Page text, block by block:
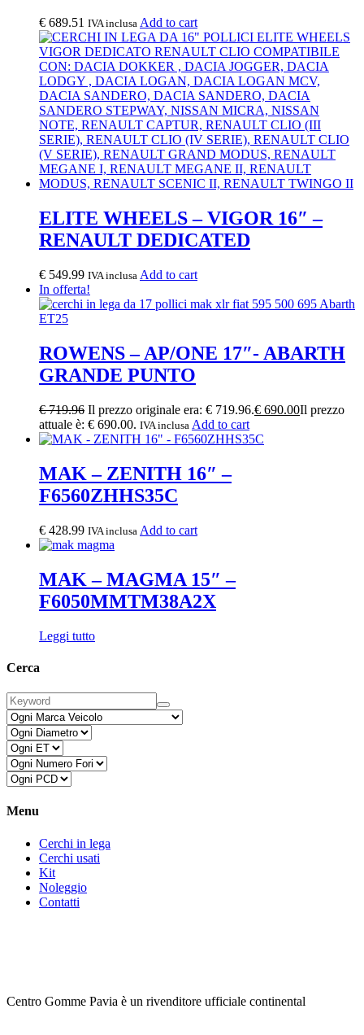
€ 689.51 IVA inclusa Add to cart
ELITE WHEELS – VIGOR 16″ –
RENAULT DEDICATED
€ 549.99 IVA inclusa Add to cart
In offerta!
ROWENS – AP/ONE 17″- ABARTH
GRANDE PUNTO
€719.96 Il prezzo originale era: € 719.96.€ 690.00Il prezzo
attuale è: € 690.00. IVA inclusa Add to cart
MAK – ZENITH 16″ –
F6560ZHHS35C
€ 428.99 IVA inclusa Add to cart
MAK – MAGMA 15″ –
F6050MMTM38A2X
Leggi tutto
Cerca
Menu
Cerchi in lega
Cerchi usati
Kit
Noleggio
Contatti
Centro Gomme Pavia è un rivenditore ufficiale continental